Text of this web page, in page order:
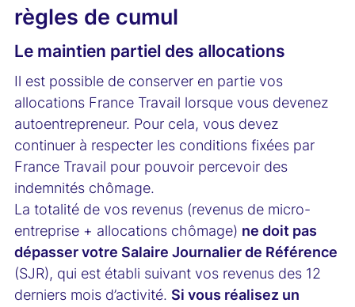
règles de cumul
Le maintien partiel des allocations
Il est possible de conserver en partie vos
allocations France Travail lorsque vous devenez
autoentrepreneur. Pour cela, vous devez
continuer à respecter les conditions fixées par
France Travail pour pouvoir percevoir des
indemnités chômage.
La totalité de vos revenus (revenus de micro-
entreprise + allocations chômage) ne doit pas
dépasser votre Salaire Journalier de Référence
(SJR), qui est établi suivant vos revenus des 12
derniers mois d’activité. Si vous réalisez un